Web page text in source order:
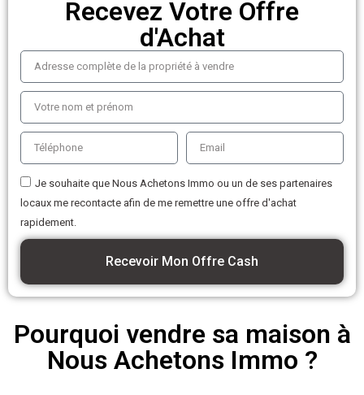
Recevez Votre Offre
d'Achat
Je souhaite que Nous Achetons Immo ou un de ses partenaires
locaux me recontacte afin de me remettre une offre d'achat
rapidement.
Recevoir Mon Offre Cash
Pourquoi vendre sa maison à
Nous Achetons Immo ?